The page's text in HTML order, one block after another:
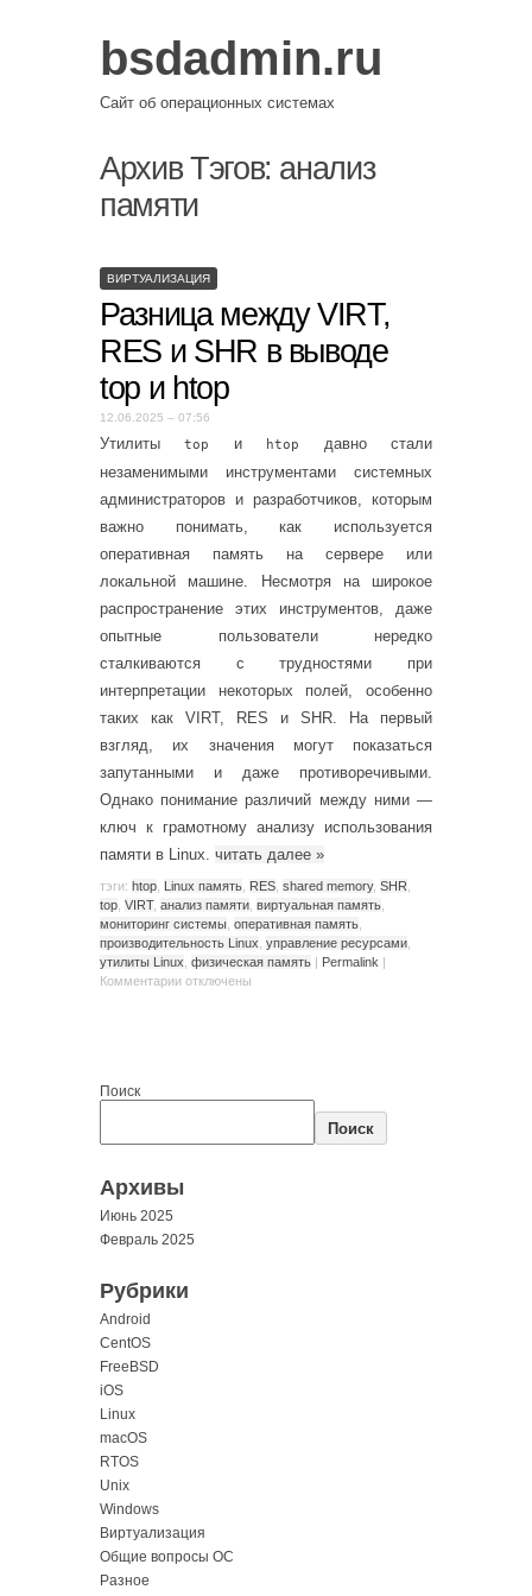
bsdadmin.ru
Сайт об операционных системах
Архив Тэгов: анализ
памяти
ВИРТУАЛИЗАЦИЯ
Разница между VIRT,
RES и SHR в выводе
top и htop
12.06.2025 – 07:56
Утилитыtop и htop
давно стали
незаменимыми инструментами системных
администраторов и разработчиков, которым
важно понимать, как используется
оперативная память на сервере или
локальной машине. Несмотря на широкое
распространение этих инструментов, даже
опытные пользователи нередко
сталкиваются с трудностями при
интерпретации некоторых полей, особенно
таких как VIRT, RES и SHR. На первый
взгляд, их значения могут показаться
запутанными и даже противоречивыми.
Однако понимание различий между ними —
ключ к грамотному анализу использования
памяти в Linux. читать далее »
тэги: htop Linux память RES shared memory, SHR
top VIRT, анализ памяти виртуальная память
мониторинг системы оперативная память
производительность Linux управление ресурсами
утилиты Linux физическая память | Permalink |
Комментарии отключены
Поиск
Поиск
Архивы
Июнь 2025
Февраль 2025
Рубрики
Android
CentOS
FreeBSD
iOS
Linux
macOS
RTOS
Unix
Windows
Виртуализация
Общие вопросы ОС
Разное